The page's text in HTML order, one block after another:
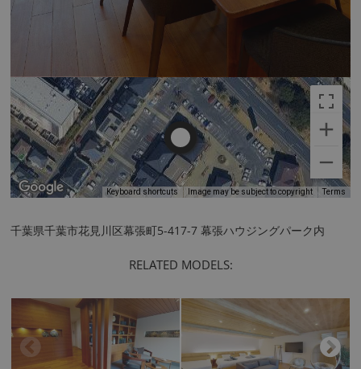
Keyboard shortcuts Image may be subject to copyright Terms
千葉県千葉市花見川区幕張町5-417-7 幕張ハウジングパーク内
RELATED MODELS: